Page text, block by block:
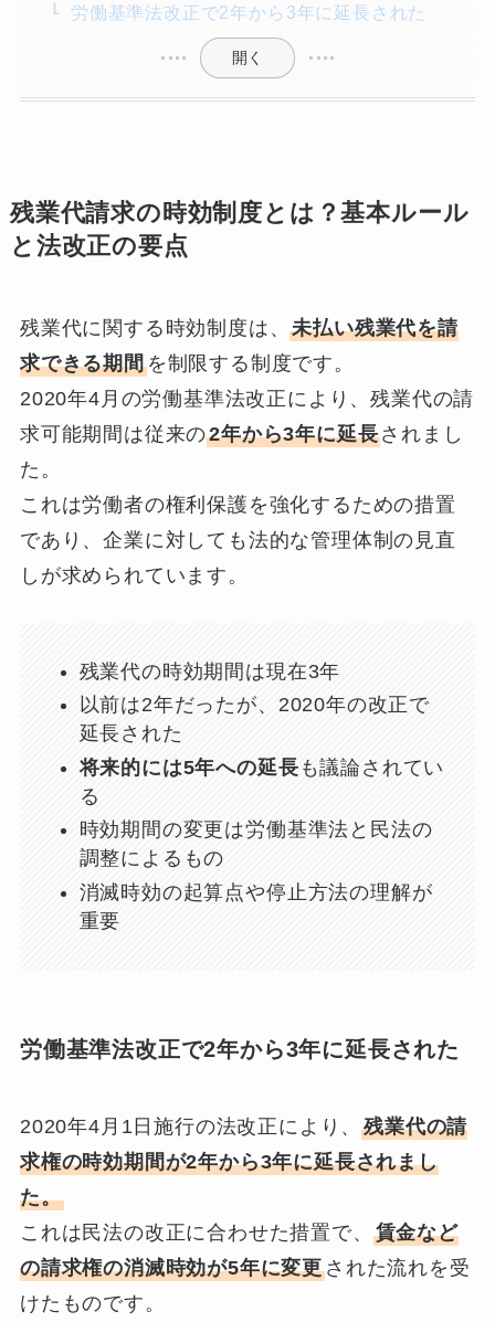
労働基準法改正で2年から3年に延長された
開く
残業代請求の時効制度とは？基本ルール
と法改正の要点
残業代に関する時効制度は、未払い残業代を請
求できる期間を制限する制度です。
2020年4月の労働基準法改正により、残業代の請
求可能期間は従来の2年から3年に延長されまし
た。
これは労働者の権利保護を強化するための措置
であり、企業に対しても法的な管理体制の見直
しが求められています。
残業代の時効期間は現在3年
以前は2年だったが、2020年の改正で
延長された
将来的には5年への延長 も議論されてい
る
時効期間の変更は労働基準法と民法の
調整によるもの
消滅時効の起算点や停止方法の理解が
重要
労働基準法改正で2年から3年に延長された
2020年4月1日施行の法改正により、残業代の請
求権の時効期間が2年から3年に延長されまし
た。
これは民法の改正に合わせた措置で、 賃金など
の請求権の消滅時効が5年に変更された流れを受
けたものです。